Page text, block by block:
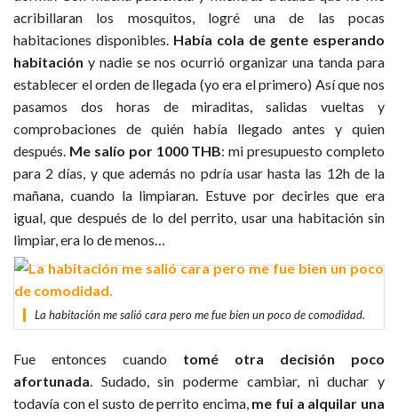
acribillaran los mosquitos, logré una de las pocas
habitaciones disponibles. Había cola de gente esperando
habitación y nadie se nos ocurrió organizar una tanda para
establecer el orden de llegada (yo era el primero) Así que nos
pasamos dos horas de miraditas, salidas vueltas y
comprobaciones de quién había llegado antes y quien
después. Me salío por 1000 THB: mi presupuesto completo
para 2 días, y que además no pdría usar hasta las 12h de la
mañana, cuando la limpiaran. Estuve por decirles que era
igual, que después de lo del perrito, usar una habitación sin
limpiar, era lo de menos…
La habitación me salió cara pero me fue bien un poco de comodidad.
Fue entonces cuando tomé otra decisión poco
afortunada. Sudado, sin poderme cambiar, ni duchar y
todavía con el susto de perrito encima, me fui a alquilar una